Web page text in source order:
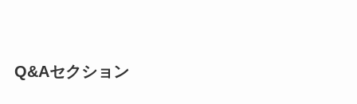
Q&Aセクション